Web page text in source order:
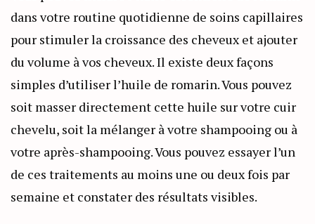
dans votre routine quotidienne de soins capillaires
pour stimuler la croissance des cheveux et ajouter
du volume à vos cheveux. Il existe deux façons
simples d’utiliser l’huile de romarin. Vous pouvez
soit masser directement cette huile sur votre cuir
chevelu, soit la mélanger à votre shampooing ou à
votre après-shampooing. Vous pouvez essayer l’un
de ces traitements au moins une ou deux fois par
semaine et constater des résultats visibles.